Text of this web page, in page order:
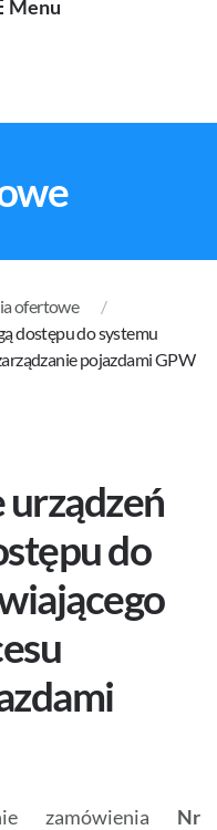
Menu
ofertowe
dostępu do systemu
pojazdami GPW
do
zamówienia Nr